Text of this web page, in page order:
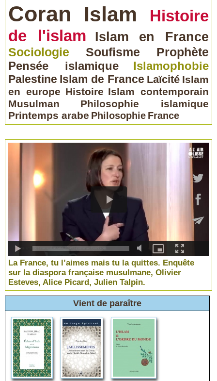
Coran Islam
Histoire
de l'islam
Islam en France
Sociologie Soufisme
Prophète
Pensée islamique
Islamophobie
Palestine Islam de France Laïcité Islam
en europe Histoire Islam contemporain
Musulman
Philosophie islamique
Printemps arabe Philosophie France
La France, tu l’aimes mais tu la quittes. Enquête
sur la diaspora française musulmane, Olivier
Esteves, Alice Picard, Julien Talpin.
Vient de paraître